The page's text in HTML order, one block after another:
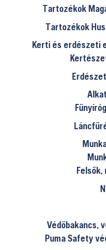
Tartozékok
Tartozékok
Kerti és erdészeti
Felsők,
Védőbakancs,
Puma Safety